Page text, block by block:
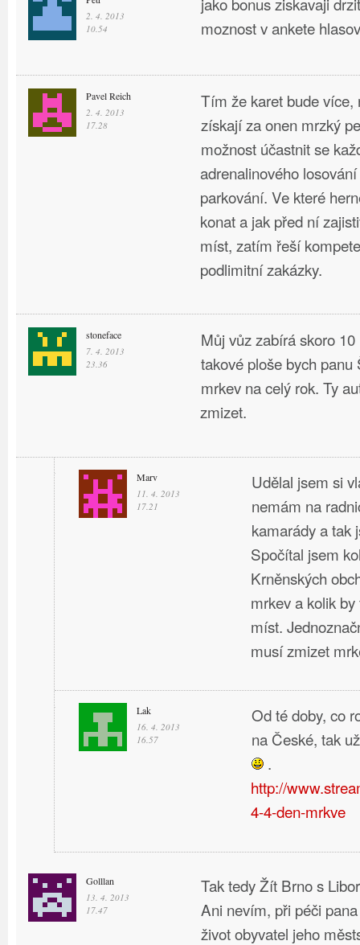
2. 4. 2013
10.54
moznost v ankete
Pavel Reich
2. 4. 2013
17.28
Tím že karet bude
získají za onen mrzký
možnost účastnit se
adrenalinového
parkování. Ve které
konat a jak před ní
míst, zatím řeší
podlimitní zakázky.
stoneface
7. 4. 2013
23.36
Můj vůz zabírá skoro
takové ploše bych
mrkev na celý rok. Ty
zmizet.
Marv
11. 4. 2013
17.21
Udělal jsem si
nemám na
kamarády a tak
Spočítal jsem
Krněnských
mrkev a kolik
míst.
musí zmizet
Lak
16. 4. 2013
16.57
Od té doby, co
na České, tak
.
http://
4-4-den-mrkve
Golllan
13. 4. 2013
17.47
Tak tedy Žít Brno s
Ani nevím, při péči
život obyvatel jeho